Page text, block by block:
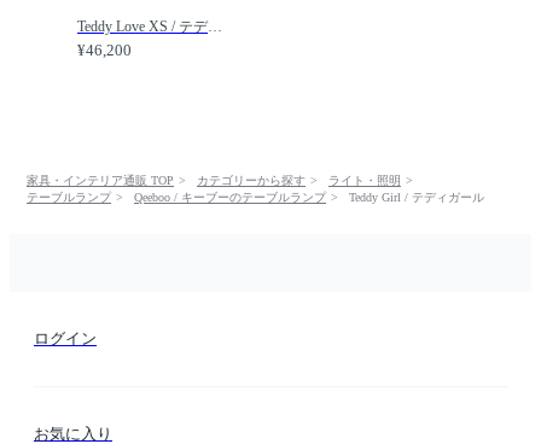
Teddy Love XS / テディラブ XS /
¥46,200
家具・インテリア通販 TOP カテゴリーから探す
ライト・照明
テーブルランプ
Qeeboo / キーブーのテーブルランプ Teddy Girl / テディガール
ログイン
お気に入り